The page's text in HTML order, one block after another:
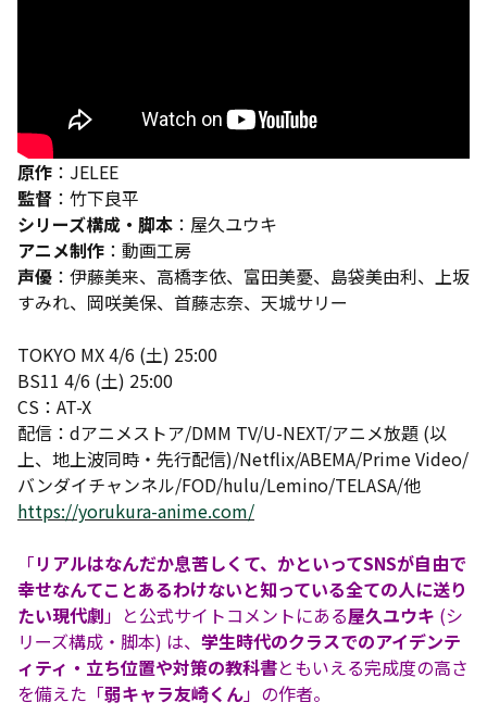
原作 ：JELEE
監督 ：竹下良平
シリーズ構成・脚本 ：屋久ユウキ
アニメ制作 ：動画工房
声優 ：伊藤美来、高橋李依、富田美憂、島袋美由利、上坂
すみれ、岡咲美保、首藤志奈、天城サリー
TOKYO MX 4/6 (土) 25:00
BS11 4/6 (土) 25:00
CS：AT-X
配信：dアニメストア/DMM TV/U-NEXT/アニメ放題 (以
上、地上波同時・先行配信)/Netflix/ABEMA/Prime Video/
バンダイチャンネル/FOD/hulu/Lemino/TELASA/他
https://yorukura-anime.com/
「リアルはなんだか息苦しくて、かといってSNSが自由で
幸せなんてことあるわけないと知っている全ての人に送り
たい現代劇」と公式サイトコメントにある屋久ユウキ (シ
リーズ構成・脚本) は、 学生時代のクラスでのアイデンテ
ィティ・立ち位置や対策の教科書ともいえる完成度の高さ
を備えた「弱キャラ友崎くん」の作者。